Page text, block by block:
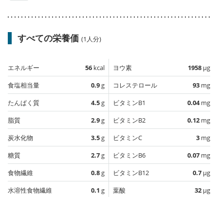
すべての栄養価 (1人分)
エネルギー 56 kcal
食塩相当量
0.9g
たんぱく質
4.5g
脂質
2.9g
炭水化物
3.5g
糖質
2.7g
食物繊維
0.8g
水溶性食物繊維
0.1 g
ヨウ素 1958 µg
コレステロール
93 mg
ビタミンB1
0.04mg
ビタミンB2
0.12 mg
ビタミンC
3 mg
ビタミンB6
0.07 mg
ビタミンB12
0.7 µg
葉酸
32 µg